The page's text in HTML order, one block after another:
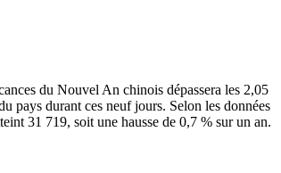
du Nouvel An chinois dépassera les 2,05
pays durant ces neuf jours. Selon les données
31 719, soit une hausse de 0,7 % sur un an.